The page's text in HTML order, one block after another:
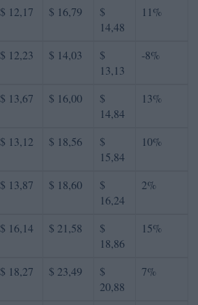
$ 12,17 $ 16,79
$
14,48
11%
$ 12,23 $ 14,03
$
13,13
-8%
$ 13,67 $ 16,00
$
14,84
13%
$ 13,12 $ 18,56
$
15,84
10%
$ 13,87 $ 18,60
$
16,24
2%
$ 16,14 $ 21,58
$
18,86
15%
$ 18,27 $ 23,49
$
20,88
7%